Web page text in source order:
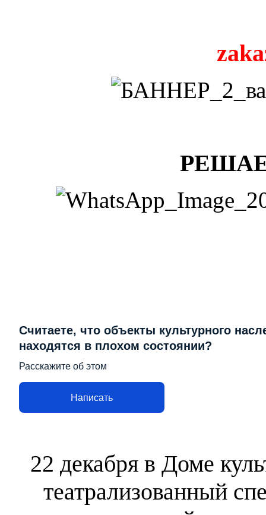
Считаете, что объекты культурного
находятся в плохом состоянии?
Расскажите об этом
Написать
22 декабря в Доме
театрализованный